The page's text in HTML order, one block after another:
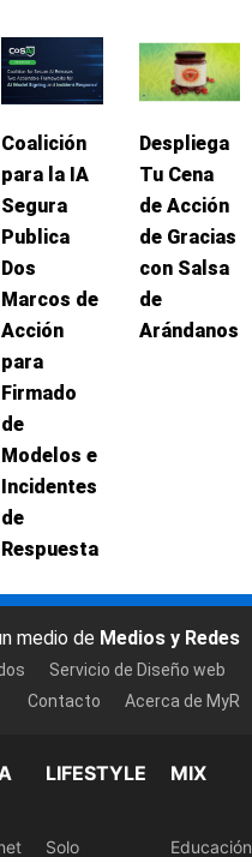
Coalición
para la IA
Segura
Publica
Dos
Marcos de
Acción
para
Firmado
de
Modelos e
Incidentes
de
Respuesta
Despliega
Tu Cena
de Acción
de Gracias
con Salsa
de
Arándanos
medio de Medios y Redes
Servicio de Diseño web
Contacto
Acerca de MyR
LIFESTYLE
Solo
MIX
Educación